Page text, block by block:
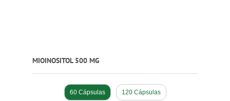
MIOINOSITOL 500 MG
60 Cápsulas 120 Cápsulas